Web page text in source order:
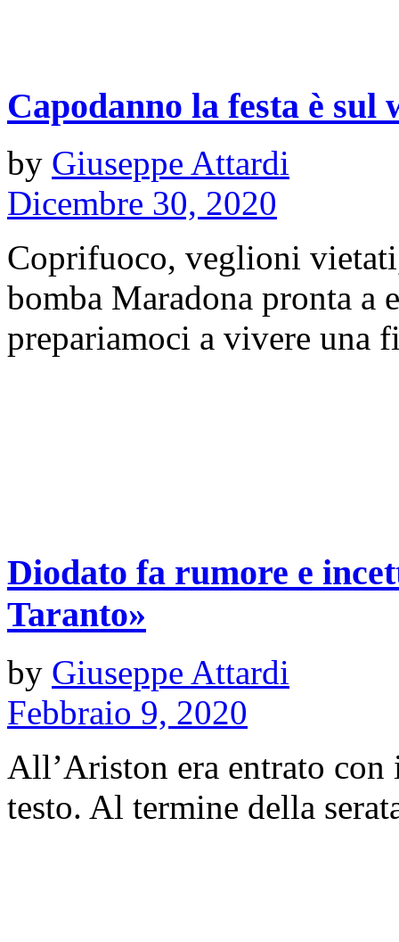
Capodanno la festa è sul
by Giuseppe Attardi
Dicembre 30, 2020
Coprifuoco, veglioni
bomba Maradona pronta a
prepariamoci a vivere una
Diodato fa rumore e
Taranto»
by Giuseppe Attardi
Febbraio 9, 2020
All’Ariston era entrato
testo. Al termine della